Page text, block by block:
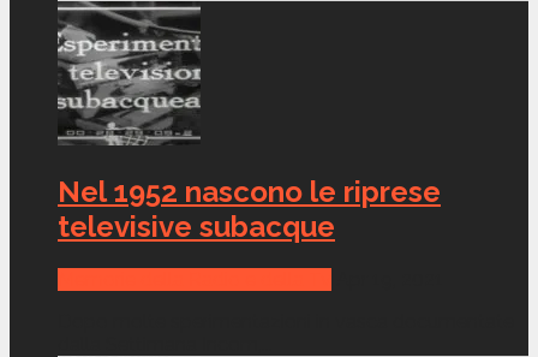
Nel 1952 nascono le riprese
televisive subacque